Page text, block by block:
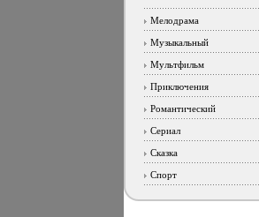
Мелодрама
Музыкальный
Мультфильм
Приключения
Романтический
Сериал
Сказка
Спорт